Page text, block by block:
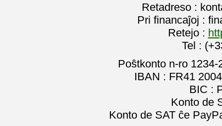
Retadreso :
Pri financaĵoj :
Retejo :
Tel :
Poŝtkonto n-ro
IBAN : FR41
BIC :
Konto de
Konto de SAT ĉe